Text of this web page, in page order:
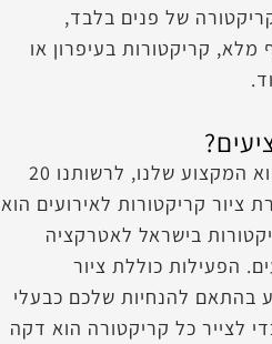
של פנים בלבד,
קריקטורות בעיפרון או
ציור קריקטורות לאירועים הוא המקצוע שלנו, לרשותנו 20
ציור קריקטורות לאירועים הוא
בישראל לאטרקציה
הפעילות כוללת ציור
בהתאם להנחיות שלכם כבעלי
לצייר כל קריקטורה הוא דקה